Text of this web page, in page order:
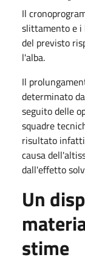
Il
slittamento e i
del previsto
l'alba.
Il
determinato
seguito delle
squadre
risultato infatti
causa
dall'effetto
Un
stime